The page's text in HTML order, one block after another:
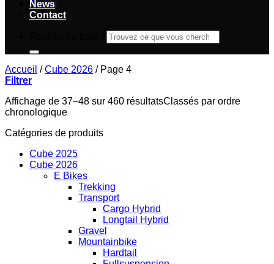
Atelier
News
Contact
Accueil / Cube 2026 /Page 4
Filtrer
Affichage de 37–48 sur 460 résultatsClassés par ordre
chronologique
Catégories de produits
Cube 2025
Cube 2026
E Bikes
Trekking
Transport
Cargo Hybrid
Longtail Hybrid
Gravel
Mountainbike
Hardtail